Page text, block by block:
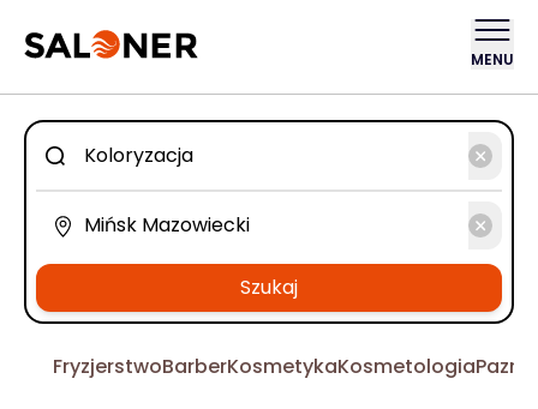
MENU
Szukaj
FryzjerstwoBarberKosmetykaKosmetologia